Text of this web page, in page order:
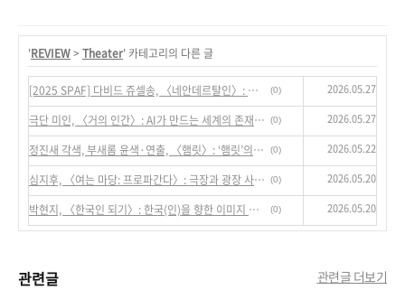
'REVIEW> Theater' 카테고리의 다른 글
[2025 SPAF] 다비드 쥬셀송, 〈네안데르탈인〉: 인간의 주관적 언어들―과학, 역사, 사랑 (0) 2026.05.27
극단 미인, 〈거의 인간〉: AI가 만드는 세계의 존재 양상에 대한 (0) 2026.05.27
정진새 각색, 부새롬 윤색·연출, 〈햄릿〉: ‘햄릿’의 비실존성 혹은 수행성 (0) 2026.05.22
심지후, 〈여는 마당: 프로파간다〉: 극장과 광장 사이의 간격 없음으로부터… (0) 2026.05.20
박현지, 〈한국인 되기〉: 한국(인)을 향한 이미지 혹은 시선 (0) 2026.05.20
관련글 관련글 더보기